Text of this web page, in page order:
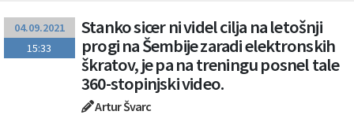
04.09.2021
15:33
Stanko sicer ni videl cilja na letošnji
progi na Šembije zaradi elektronskih
škratov, je pa na treningu posnel tale
360-stopinjski video.
Artur Švarc